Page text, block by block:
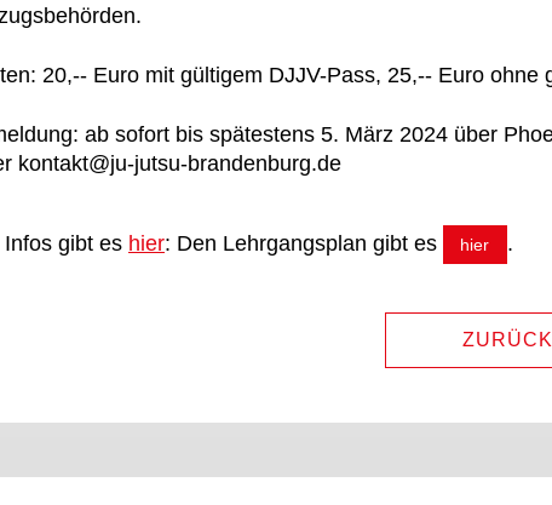
20,-- Euro mit gültigem DJJV-Pass, 25,-- Euro ohne
ab sofort bis spätestens 5. März 2024 über
kontakt@ju-jutsu-brandenburg.de
Infos gibt es hier: Den Lehrgangsplan gibt es hier .
ZURÜCK